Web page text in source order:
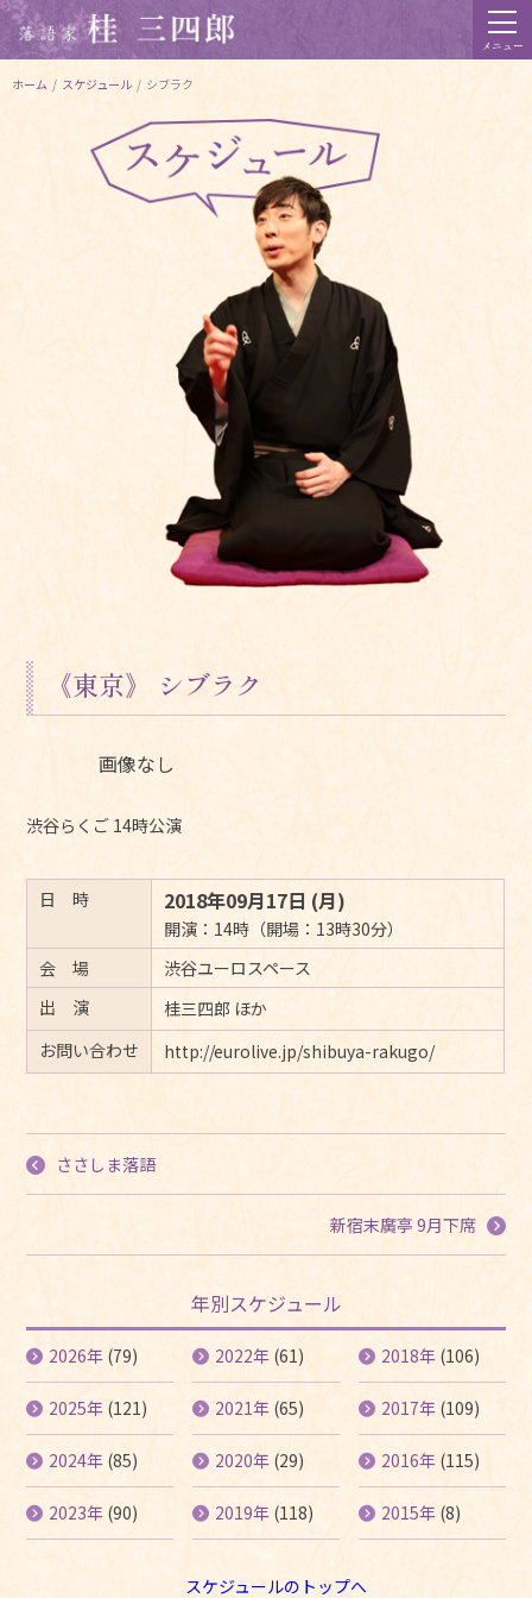
メニュー
ホーム / スケジュール / シブラク
《東京》 シブラク
画像なし
渋谷らくご 14時公演
日 時 2018年09月17日 (月)
開演：14時（開場：13時30分）
会 場
渋谷ユーロスペース
出 演
桂三四郎 ほか
お問い合わせ
http://eurolive.jp/shibuya-rakugo/
ささしま落語
新宿末廣亭 9月下席
年別スケジュール
2026年 (79)
2025年 (121)
2024年 (85)
2023年 (90)
2022年 (61)
2021年 (65)
2020年 (29)
2019年 (118)
2018年(106)
2017年(109)
2016年(115)
2015年(8)
スケジュールのトップへ